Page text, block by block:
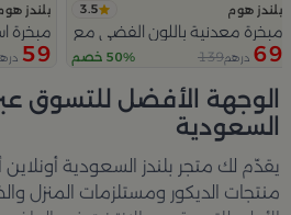
بلندز هوم 3.5
مبخرة معدنية باللون الفضي مع قواعد
69 درهم139 50% خصم
بلندز
مبخرة
59
الوجهة الأفضل للتسوق
السعودية
يقدّم لك متجر بلندز السعودية أونلاين
منتجات الديكور ومستلزمات المنزل